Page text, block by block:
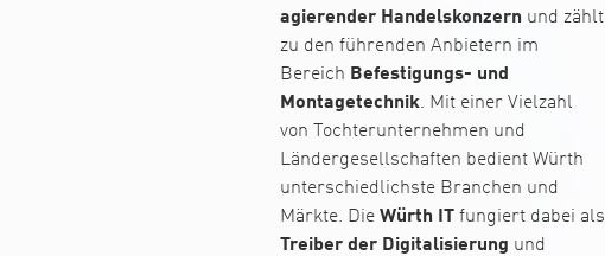
agierender Handelskonzern und zählt
zu den führenden Anbietern im
Bereich Befestigungs- und
Montagetechnik. Mit einer Vielzahl
von Tochterunternehmen und
Ländergesellschaften bedient Würth
unterschiedlichste Branchen und
Märkte. Die Würth IT fungiert dabei als
Treiber der Digitalisierung und